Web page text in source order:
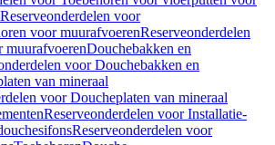
Reserveonderdelen voor
voor muurafvoerenReserveonderdelen
muurafvoerenDouchebakken en
voor Douchebakken en
van mineraal
voor Doucheplaten van mineraal
Reserveonderdelen voor Installatie-
Reserveonderdelen voor